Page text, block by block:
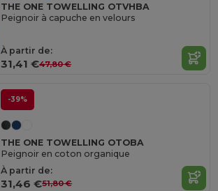
THE ONE TOWELLING OTVHBA
Peignoir à capuche en velours
À partir de:
31,41 €47,80 €
-39%
THE ONE TOWELLING OTOBA
Peignoir en coton organique
À partir de:
31,46 €51,80 €